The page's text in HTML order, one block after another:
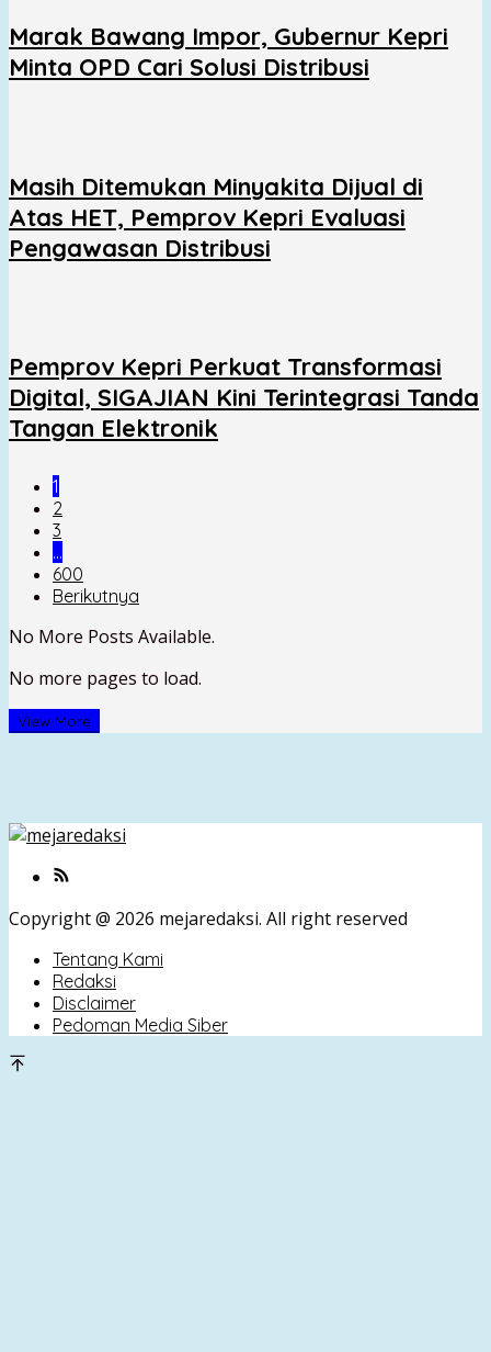
Marak Bawang Impor, Gubernur Kepri
Minta OPD Cari Solusi Distribusi
Masih Ditemukan Minyakita Dijual di
Atas HET, Pemprov Kepri Evaluasi
Pengawasan Distribusi
Pemprov Kepri Perkuat Transformasi
Digital, SIGAJIAN Kini Terintegrasi Tanda
Tangan Elektronik
1
2
3
…
600
Berikutnya
No More Posts Available.
No more pages to load.
View More
Copyright @ 2026 mejaredaksi. All right reserved
Tentang Kami
Redaksi
Disclaimer
Pedoman Media Siber